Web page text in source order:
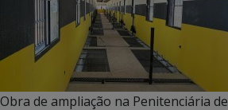
Obra de ampliação na Penitenciária de